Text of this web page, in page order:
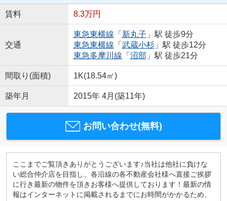
賃料 8.3万円
交通
東急東横線 「 新丸子 」駅 徒歩9分
東急東横線 「 武蔵小杉」駅 徒歩12分
東急多摩川線 「 沼部 」駅 徒歩21分
間取り(面積) 1K(18.54㎡)
築年月 2015年 4月(築11年)
お問い合わせ(無料)
ここまでご覧頂きありがとうございます♪当社は他社に負けな
い総合仲介店を目指し、各沿線の各不動産会社様へ直接ご挨拶
に行き最新の物件を頂きお客様へ提供しております！最新の情
報はインターネットに掲載されるまでにお時間がかかるため、